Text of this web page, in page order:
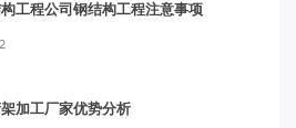
工程公司钢结构工程注意事项
加工厂家优势分析